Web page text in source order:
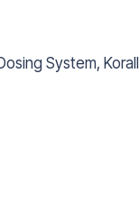
System,